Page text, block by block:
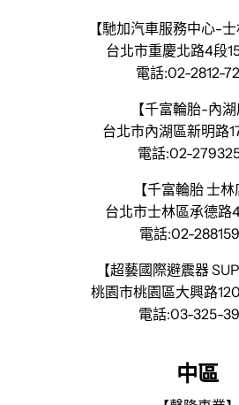
【馳加汽車服務中心-士
台北市重慶北路4段
電話:02-2812-
【千富輪胎-內湖
台北市內湖區新明路
電話:02-
【千富輪胎 士林
台北市士林區承德路
電話:02-
【超藝國際避震器
桃園市桃園區大興路
電話:03-325-
中區